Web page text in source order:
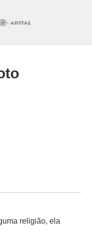
religião, ela